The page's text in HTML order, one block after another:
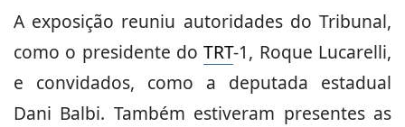
A exposição reuniu autoridades do Tribunal,
como o presidente doTRT-1, Roque Lucarelli,
e convidados, como a deputada estadual
Dani Balbi. Também estiveram presentes as